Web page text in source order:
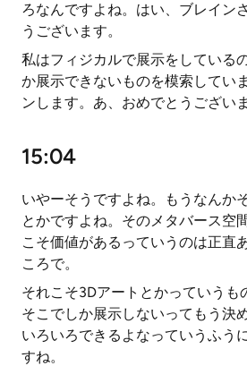
ろなんですよね。はい、ブレイン
うございます。
私はフィジカルで展示をしている
か展示できないものを模索してい
ンします。あ、おめでとうござい
15:04
いやーそうですよね。もうなんか
とかですよね。そのメタバース空
こそ価値があるっていうのは正直
ころで。
それこそ3Dアートとかっていうも
そこでしか展示しないってもう決
いろいろできるよなっていうふう
すね。